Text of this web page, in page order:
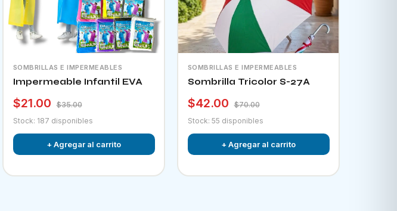
SOMBRILLAS E IMPERMEABLES
Impermeable Infantil EVA
$21.00
$35.00
Stock: 187 disponibles
+ Agregar al carrito
SOMBRILLAS E IMPERMEABLES
Sombrilla Tricolor S-27A
$42.00
$70.00
Stock: 55 disponibles
+ Agregar al carrito